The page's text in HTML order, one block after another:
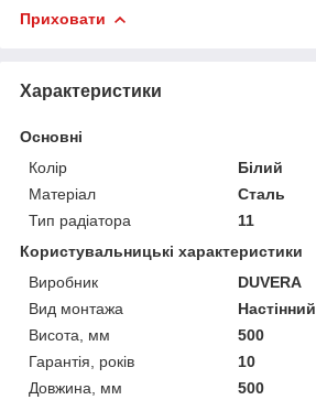
Приховати
Характеристики
Основні
Колір
Білий
Матеріал
Сталь
Тип радіатора
11
Користувальницькі характеристики
Виробник
DUVERA
Вид монтажа
Настінний
Висота, мм
500
Гарантія, років
10
Довжина, мм
500